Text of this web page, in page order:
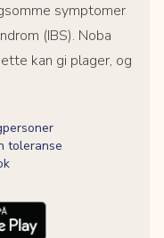
symptomer
(IBS). Noba
kan gi plager, og
toleranse